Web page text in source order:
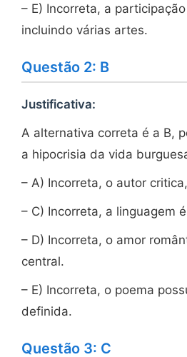
– E) Incorreta, a
incluindo várias artes.
Questão 2: B
Justificativa:
A alternativa correta é a B,
a hipocrisia da vida
– A) Incorreta, o autor
– C) Incorreta, a linguagem
– D) Incorreta, o amor
central.
– E) Incorreta, o poema
definida.
Questão 3: C